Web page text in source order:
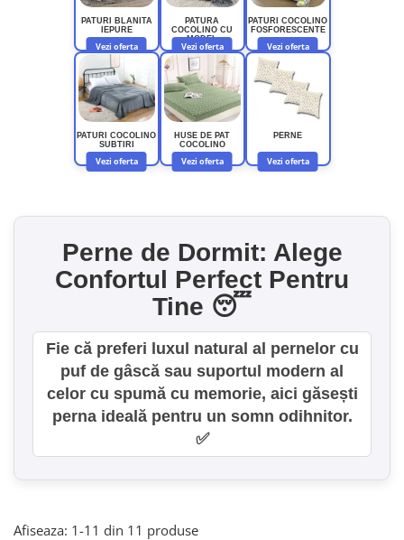
Lenjerii de pat Bumbac 100%
Lenjerii de pat Cocolino
Lenjerii de pat Finet + 2 Draperii
Lenjerii de pat Saten 4 piese cu
PATURI BLANITA
IEPURE
Vezi oferta
PATURA
COCOLINO CU
MODEL
Vezi oferta
PATURI COCOLINO
FOSFORESCENTE
Vezi oferta
PATURI COCOLINO
SUBTIRI
Vezi oferta
HUSE DE PAT
COCOLINO
Vezi oferta
PERNE
Vezi oferta
Perne de Dormit: Alege
Confortul Perfect Pentru
Tine 😴
Fie că preferi luxul natural al pernelor cu
puf de gâscă sau suportul modern al
celor cu spumă cu memorie, aici găsești
perna ideală pentru un somn odihnitor.
✅
Afiseaza: 1-11 din 11 produse